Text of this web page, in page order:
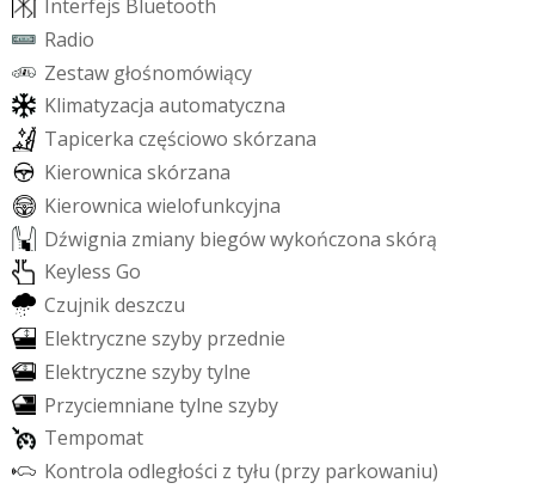
Interfejs Bluetooth
Radio
Zestaw głośnomówiący
Klimatyzacja automatyczna
Tapicerka częściowo skórzana
Kierownica skórzana
Kierownica wielofunkcyjna
Dźwignia zmiany biegówwykończona skórą
Keyless Go
Czujnikdeszczu
Elektryczne szyby przednie
Elektryczne szybytylne
Przyciemniane tylne szyby
Tempomat
Kontrola odległości z tyłu (przy parkowaniu)